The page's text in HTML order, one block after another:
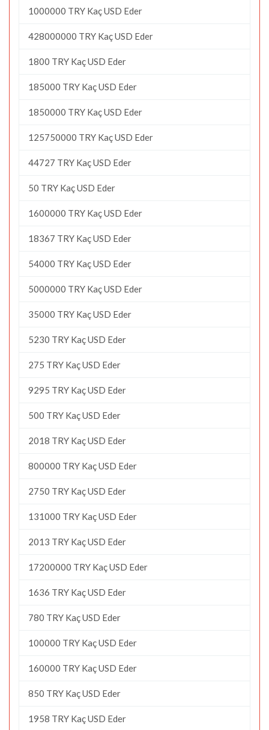
1000000 TRY Kaç USD Eder
428000000 TRY Kaç USD Eder
1800 TRY Kaç USD Eder
185000 TRY Kaç USD Eder
1850000 TRY Kaç USD Eder
125750000 TRY Kaç USD Eder
44727 TRY Kaç USD Eder
50 TRY Kaç USD Eder
1600000 TRY Kaç USD Eder
18367 TRY Kaç USD Eder
54000 TRY Kaç USD Eder
5000000 TRY Kaç USD Eder
35000 TRY Kaç USD Eder
5230 TRY Kaç USD Eder
275 TRY Kaç USD Eder
9295 TRY Kaç USD Eder
500 TRY Kaç USD Eder
2018 TRY Kaç USD Eder
800000 TRY Kaç USD Eder
2750 TRY Kaç USD Eder
131000 TRY Kaç USD Eder
2013 TRY Kaç USD Eder
17200000 TRY Kaç USD Eder
1636 TRY Kaç USD Eder
780 TRY Kaç USD Eder
100000 TRY Kaç USD Eder
160000 TRY Kaç USD Eder
850 TRY Kaç USD Eder
1958 TRY Kaç USD Eder